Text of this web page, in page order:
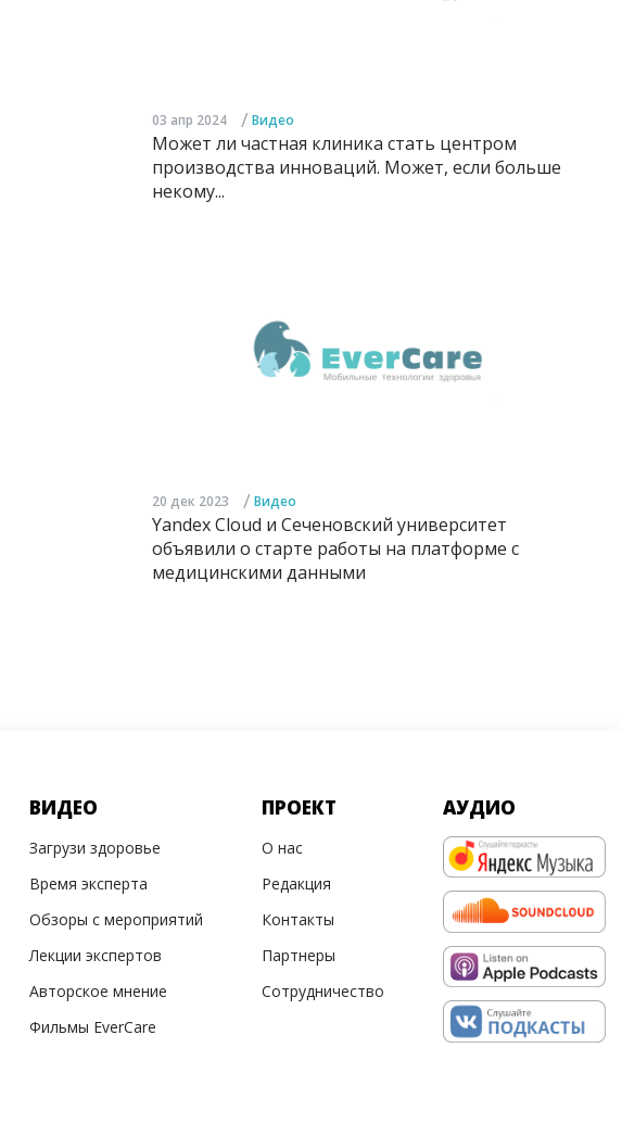
03 апр 2024 / Видео
Может ли частная клиника стать центром
производства инноваций. Может, если больше
некому...
20 дек 2023 / Видео
Yandex Cloud и Сеченовский университет
объявили о старте работы на платформе с
медицинскими данными
ВИДЕО
Загрузи здоровье
Время эксперта
Обзоры с мероприятий
Лекции экспертов
Авторское мнение
Фильмы EverCare
ПРОЕКТ
О нас
Редакция
Контакты
Партнеры
Сотрудничество
АУДИО